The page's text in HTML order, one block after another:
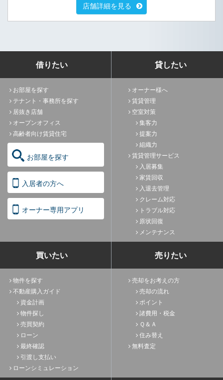
店舗詳細を見る
借りたい
お部屋を探す
テナント・事務所を探す
居抜き店舗
オープンオフィス
高齢者向け賃貸住宅
お部屋を探す
入居者の方へ
オーナー専用アプリ
貸したい
オーナー様へ
賃貸管理
空室対策
集客力
提案力
組織力
賃貸管理サービス
入居募集
家賃回収
入退去管理
クレーム対応
トラブル対応
原状回復
メンテナンス
買いたい
物件を探す
不動産購入ガイド
資金計画
物件探し
売買契約
ローン
最終確認
引渡し支払い
ローンシミュレーション
売りたい
売却をお考えの方
売却の流れ
ポイント
諸費用・税金
Ｑ＆Ａ
住み替え
無料査定